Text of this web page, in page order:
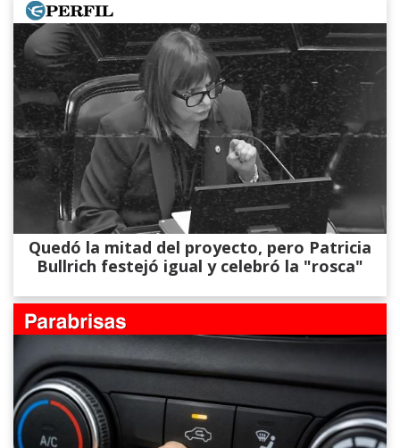
Quedó la mitad del proyecto, pero Patricia
Bullrich festejó igual y celebró la "rosca"